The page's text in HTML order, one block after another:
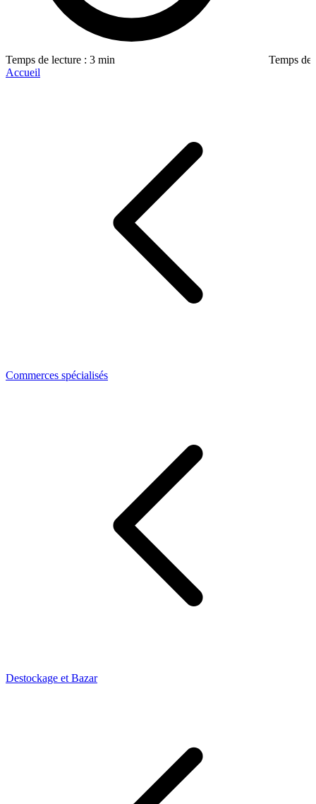
Temps de lecture : 3 min
Temps de
Accueil
Commerces spécialisés
Destockage et Bazar